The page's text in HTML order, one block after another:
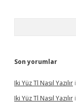
Son yorumlar
Iki Yüz Tl Nasıl Yazılır
Iki Yüz Tl Nasıl Yazılır